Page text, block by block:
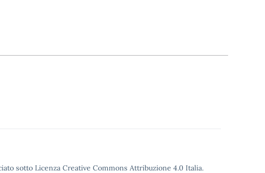
sotto Licenza Creative Commons Attribuzione 4.0 Italia.